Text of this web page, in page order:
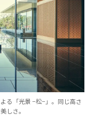
る「光景 −松−」。同じ高さ
しさ。